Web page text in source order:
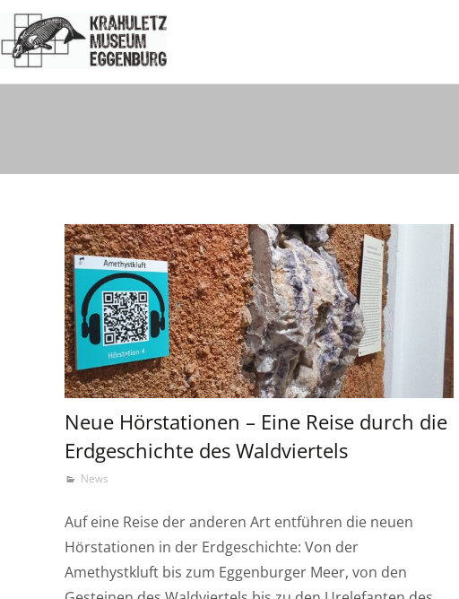
Neue Hörstationen – Eine Reise durch die
Erdgeschichte des Waldviertels
News
Auf eine Reise der anderen Art entführen die neuen
Hörstationen in der Erdgeschichte: Von der
Amethystkluft bis zum Eggenburger Meer, von den